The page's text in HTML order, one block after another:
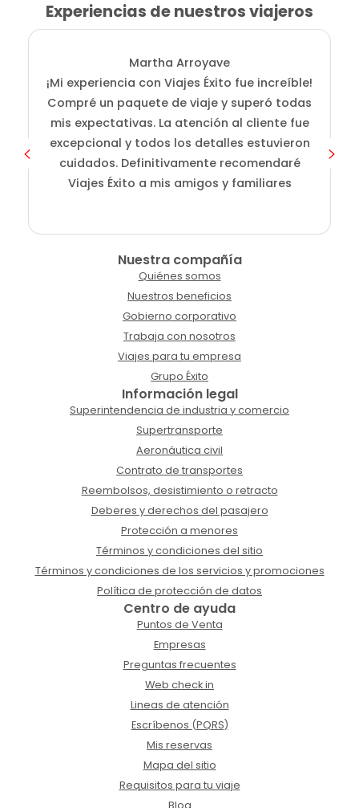
Experiencias de nuestros viajeros
Martha Arroyave
¡Mi experiencia con Viajes Éxito fue increíble!
Compré un paquete de viaje y superó todas
mis expectativas. La atención al cliente fue
excepcional y todos los detalles estuvieron
cuidados. Definitivamente recomendaré
Viajes Éxito a mis amigos y familiares
Nuestra compañía
Quiénes somos
Nuestros beneficios
Gobierno corporativo
Trabaja con nosotros
Viajes para tu empresa
Grupo Éxito
Información legal
Superintendencia de industria y comercio
Supertransporte
Aeronáutica civil
Contrato de transportes
Reembolsos, desistimiento o retracto
Deberes y derechos del pasajero
Protección a menores
Términos y condiciones del sitio
Términos y condiciones de los servicios y promociones
Política de protección de datos
Centro de ayuda
Puntos de Venta
Empresas
Preguntas frecuentes
Web check in
Lineas de atención
Escríbenos (PQRS)
Mis reservas
Mapa del sitio
Requisitos para tu viaje
Blog